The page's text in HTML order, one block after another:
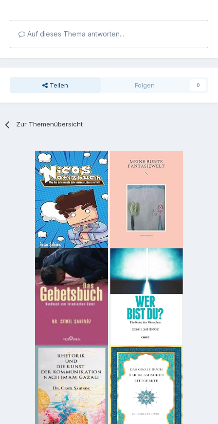
Auf dieses Thema antworten...
Teilen Folgen 0
Zur Themenübersicht